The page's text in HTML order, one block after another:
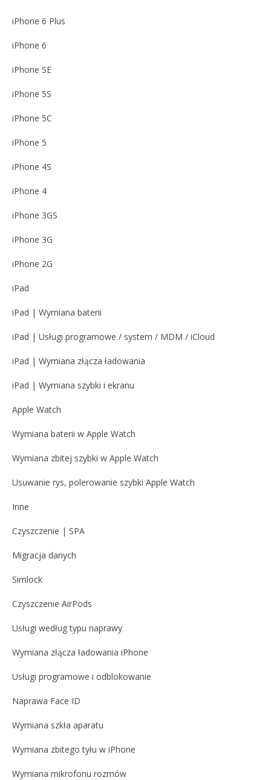
iPhone 6 Plus
iPhone 6
iPhone SE
iPhone 5S
iPhone 5C
iPhone 5
iPhone 4S
iPhone 4
iPhone 3GS
iPhone 3G
iPhone 2G
iPad
iPad | Wymiana baterii
iPad | Usługi programowe / system / MDM / iCloud
iPad | Wymiana złącza ładowania
iPad | Wymiana szybki i ekranu
Apple Watch
Wymiana baterii w Apple Watch
Wymiana zbitej szybki w Apple Watch
Usuwanie rys, polerowanie szybki Apple Watch
Inne
Czyszczenie | SPA
Migracja danych
Simlock
Czyszczenie AirPods
Usługi według typu naprawy
Wymiana złącza ładowania iPhone
Usługi programowe i odblokowanie
Naprawa Face ID
Wymiana szkła aparatu
Wymiana zbitego tyłu w iPhone
Wymiana mikrofonu rozmów